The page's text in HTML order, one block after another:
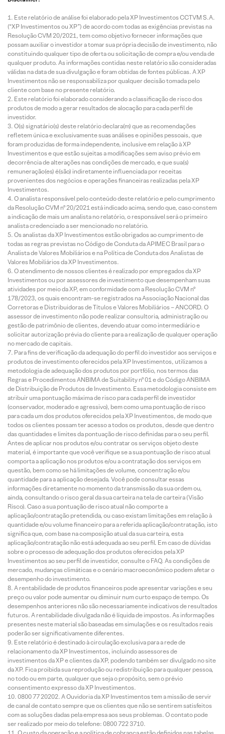
Este relatório de análise foi elaborado pela XP Investimentos CCTVM S.A.
(“XP Investimentos ou XP”) de acordo com todas as exigências previstas na
Resolução CVM 20/2021, tem como objetivo fornecer informações que
possam auxiliar o investidor a tomar sua própria decisão de investimento, não
constituindo qualquer tipo de oferta ou solicitação de compra e/ou venda de
qualquer produto. As informações contidas neste relatório são consideradas
válidas na data de sua divulgação e foram obtidas de fontes públicas. A XP
Investimentos não se responsabiliza por qualquer decisão tomada pelo
cliente com base no presente relatório.
Este relatório foi elaborado considerando a classificação de risco dos
produtos de modo a gerar resultados de alocação para cada perfil de
investidor.
O(s) signatário(s) deste relatório declara(m) que as recomendações
refletem única e exclusivamente suas análises e opiniões pessoais, que
foram produzidas de forma independente, inclusive em relação à XP
Investimentos e que estão sujeitas a modificações sem aviso prévio em
decorrência de alterações nas condições de mercado, e que sua(s)
remuneração(es) é(são) indiretamente influenciada por receitas
provenientes dos negócios e operações financeiras realizadas pela XP
Investimentos.
O analista responsável pelo conteúdo deste relatório e pelo cumprimento
da Resolução CVM nº 20/2021 está indicado acima, sendo que, caso constem
a indicação de mais um analista no relatório, o responsável será o primeiro
analista credenciado a ser mencionado no relatório.
Os analistas da XP Investimentos estão obrigados ao cumprimento de
todas as regras previstas no Código de Conduta da APIMEC Brasil para o
Analista de Valores Mobiliários e na Política de Conduta dos Analistas de
Valores Mobiliários da XP Investimentos.
O atendimento de nossos clientes é realizado por empregados da XP
Investimentos ou por assessores de investimento que desempenham suas
atividades por meio da XP, em conformidade com a Resolução CVM nº
178/2023, os quais encontram-se registrados na Associação Nacional das
Corretoras e Distribuidoras de Títulos e Valores Mobiliários – ANCORD. O
assessor de investimento não pode realizar consultoria, administração ou
gestão de patrimônio de clientes, devendo atuar como intermediário e
solicitar autorização prévia do cliente para a realização de qualquer operação
no mercado de capitais.
Para fins de verificação da adequação do perfil do investidor aos serviços e
produtos de investimento oferecidos pela XP Investimentos, utilizamos a
metodologia de adequação dos produtos por portfólio, nos termos das
Regras e Procedimentos ANBIMA de Suitability nº 01 e do Código ANBIMA
de Distribuição de Produtos de Investimento. Essa metodologia consiste em
atribuir uma pontuação máxima de risco para cada perfil de investidor
(conservador, moderado e agressivo), bem como uma pontuação de risco
para cada um dos produtos oferecidos pela XP Investimentos, de modo que
todos os clientes possam ter acesso a todos os produtos, desde que dentro
das quantidades e limites da pontuação de risco definidas para o seu perfil.
Antes de aplicar nos produtos e/ou contratar os serviços objeto deste
material, é importante que você verifique se a sua pontuação de risco atual
comporta a aplicação nos produtos e/ou a contratação dos serviços em
questão, bem como se há limitações de volume, concentração e/ou
quantidade para a aplicação desejada. Você pode consultar essas
informações diretamente no momento da transmissão da sua ordem ou,
ainda, consultando o risco geral da sua carteira na tela de carteira (Visão
Risco). Caso a sua pontuação de risco atual não comporte a
aplicação/contratação pretendida, ou caso existam limitações em relação à
quantidade e/ou volume financeiro para a referida aplicação/contratação, isto
significa que, com base na composição atual da sua carteira, esta
aplicação/contratação não está adequada ao seu perfil. Em caso de dúvidas
sobre o processo de adequação dos produtos oferecidos pela XP
Investimentos ao seu perfil de investidor, consulte o FAQ. As condições de
mercado, mudanças climáticas e o cenário macroeconômico podem afetar o
desempenho do investimento.
A rentabilidade de produtos financeiros pode apresentar variações e seu
preço ou valor pode aumentar ou diminuir num curto espaço de tempo. Os
desempenhos anteriores não são necessariamente indicativos de resultados
futuros. A rentabilidade divulgada não é líquida de impostos. As informações
presentes neste material são baseadas em simulações e os resultados reais
poderão ser significativamente diferentes.
Este relatório é destinado à circulação exclusiva para a rede de
relacionamento da XP Investimentos, incluindo assessores de
investimentos da XP e clientes da XP, podendo também ser divulgado no site
da XP. Fica proibida sua reprodução ou redistribuição para qualquer pessoa,
no todo ou em parte, qualquer que seja o propósito, sem o prévio
consentimento expresso da XP Investimentos.
0800 77 20202. A Ouvidoria da XP Investimentos tem a missão de servir
de canal de contato sempre que os clientes que não se sentirem satisfeitos
com as soluções dadas pela empresa aos seus problemas. O contato pode
ser realizado por meio do telefone: 0800 722 3710.